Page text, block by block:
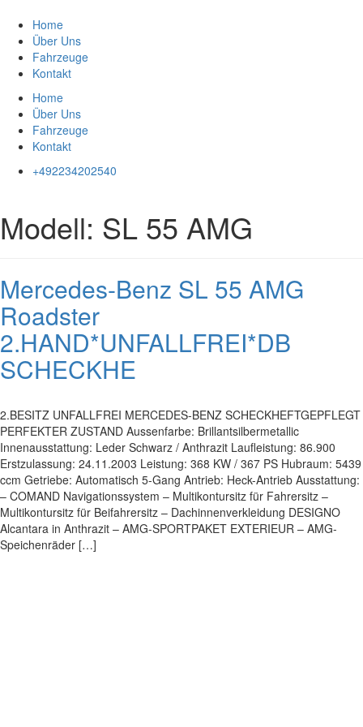
Inhalt
springen
Home
Über Uns
Fahrzeuge
Kontakt
Home
Über Uns
Fahrzeuge
Kontakt
+492234202540
Modell: SL 55 AMG
Mercedes-Benz SL 55 AMG
Roadster
2.HAND*UNFALLFREI*DB
SCHECKHE
2.BESITZ UNFALLFREI MERCEDES-BENZ SCHECKHEFTGEPFLEGT
PERFEKTER ZUSTAND Aussenfarbe: Brillantsilbermetallic
Innenausstattung: Leder Schwarz / Anthrazit Laufleistung: 86.900
Erstzulassung: 24.11.2003 Leistung: 368 KW / 367 PS Hubraum: 5439
ccm Getriebe: Automatisch 5-Gang Antrieb: Heck-Antrieb Ausstattung:
– COMAND Navigationssystem – Multikontursitz für Fahrersitz –
Multikontursitz für Beifahrersitz – Dachinnenverkleidung DESIGNO
Alcantara in Anthrazit – AMG-SPORTPAKET EXTERIEUR – AMG-
Speichenräder […]